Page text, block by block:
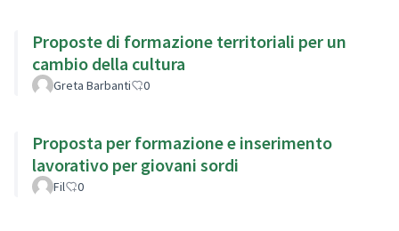
Proposte di formazione territoriali per un
cambio della cultura
Greta Barbanti 0
Proposta per formazione e inserimento
lavorativo per giovani sordi
Fil 0